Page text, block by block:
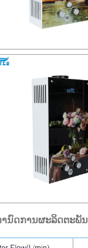
ນົດການຜະລິດຕະພັນ